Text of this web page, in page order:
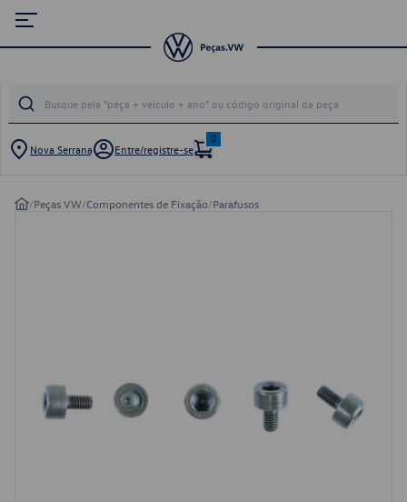
Nova Serrana Entre/registre-se
0
/Peças VW/Componentes de Fixação/Parafusos